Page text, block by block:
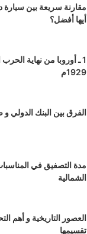
مقارنة سريعة بين سيارة
أيها أفضل؟
1 ـ أوروبا من نهاية
1929م
الفرق بين البنك الدولي و
مدة التصفيق في
الشمالية
العصور التاريخية و أهم
تقسيمها